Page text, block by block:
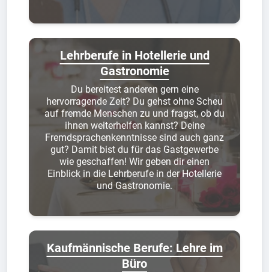
Lehrberufe in Hotellerie und
Gastronomie
Du bereitest anderen gern eine
hervorragende Zeit? Du gehst ohne Scheu
auf fremde Menschen zu und fragst, ob du
ihnen weiterhelfen kannst? Deine
Fremdsprachenkenntnisse sind auch ganz
gut? Damit bist du für das Gastgewerbe
wie geschaffen! Wir geben dir einen
Einblick in die Lehrberufe in der Hotellerie
und Gastronomie.
Kaufmännische Berufe: Lehre im
Büro